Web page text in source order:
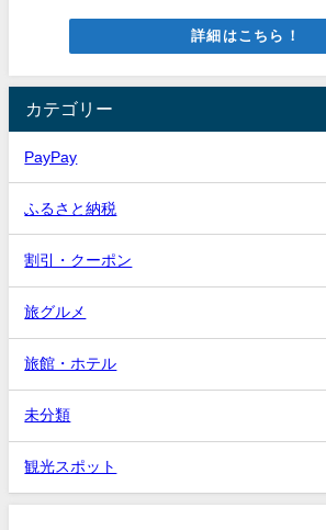
詳細はこちら！
カテゴリー
PayPay
ふるさと納税
割引・クーポン
旅グルメ
旅館・ホテル
未分類
観光スポット